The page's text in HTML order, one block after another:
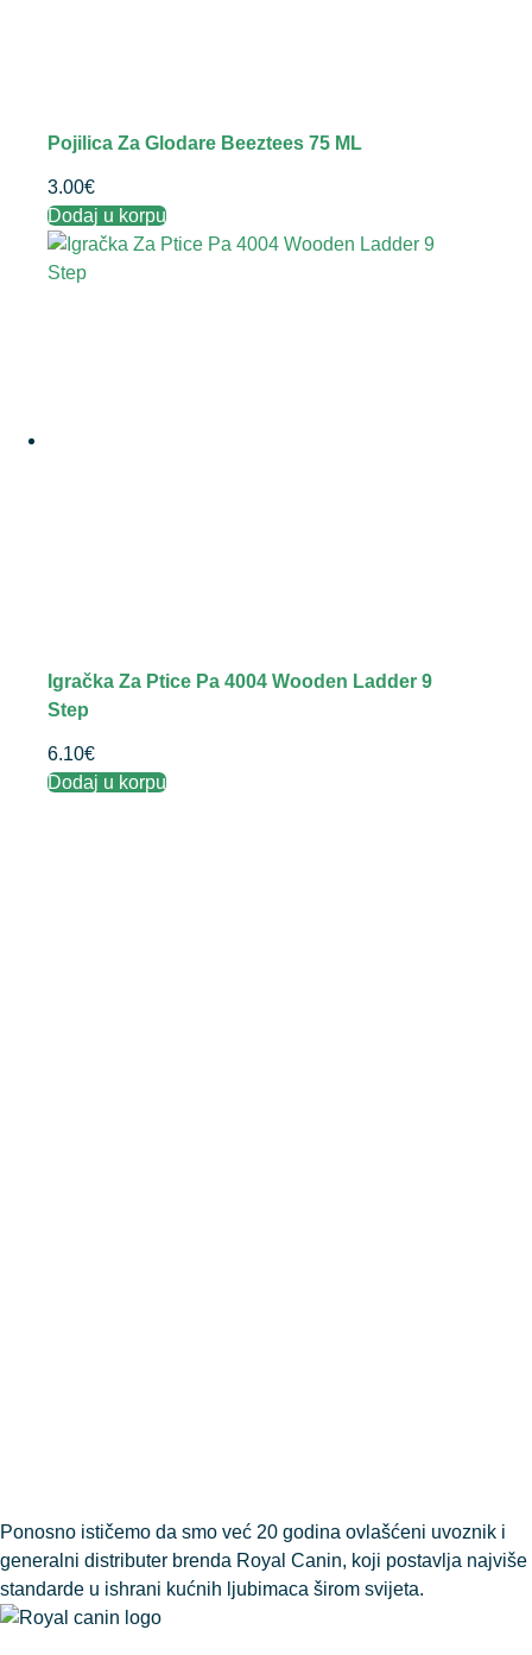
Pojilica Za Glodare Beeztees 75 ML
3.00€
Dodaj u korpu
Igračka Za Ptice Pa 4004 Wooden Ladder 9
Step
6.10€
Dodaj u korpu
Ponosno ističemo da smo već 20 godina ovlašćeni uvoznik i
generalni distributer brenda Royal Canin, koji postavlja najviše
standarde u ishrani kućnih ljubimaca širom svijeta.